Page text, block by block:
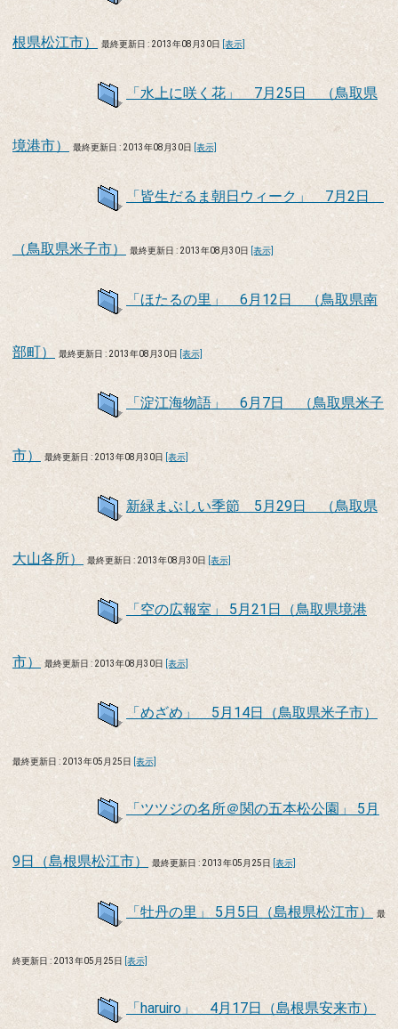
根県松江市） 最終更新日 : 2013年08月30日 [表示]
「水上に咲く花」 7月25日 （鳥取県
境港市） 最終更新日 : 2013年08月30日 [表示]
「皆生だるま朝日ウィーク」 7月2日
（鳥取県米子市） 最終更新日 : 2013年08月30日 [表示]
「ほたるの里」 6月12日 （鳥取県南
部町） 最終更新日 : 2013年08月30日 [表示]
「淀江海物語」 6月7日 （鳥取県米子
市） 最終更新日 : 2013年08月30日 [表示]
新緑まぶしい季節 5月29日 （鳥取県
大山各所） 最終更新日 : 2013年08月30日 [表示]
「空の広報室」 5月21日（鳥取県境港
市） 最終更新日 : 2013年08月30日 [表示]
「めざめ」 5月14日（鳥取県米子市）
最終更新日 : 2013年05月25日 [表示]
「ツツジの名所＠関の五本松公園」 5月
9日（島根県松江市） 最終更新日 : 2013年05月25日 [表示]
「牡丹の里」 5月5日（島根県松江市） 最
終更新日 : 2013年05月25日 [表示]
「haruiro」 4月17日（島根県安来市）